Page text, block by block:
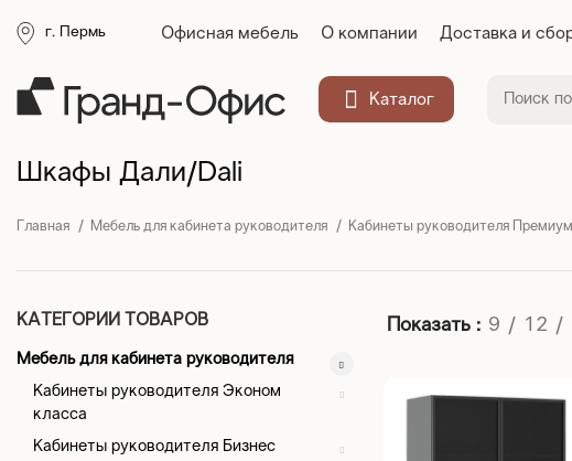
г. Пермь Офисная мебель О компании Доставка и
Каталог
Шкафы Дали/Dali
Главная Мебель для кабинета руководителя Кабинеты руководителя
КАТЕГОРИИ ТОВАРОВ
Мебель для кабинета руководителя
Кабинеты руководителя Эконом
класса
Кабинеты руководителя Бизнес
Показать 9 12